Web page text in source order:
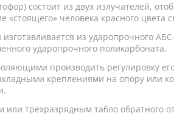
состоит из двух излучателей,
«стоящего» человека красного цвета
из ударопрочного
ударопрочного поликарбоната.
производить регулировку
креплениями на опору или
или трехразрядным табло